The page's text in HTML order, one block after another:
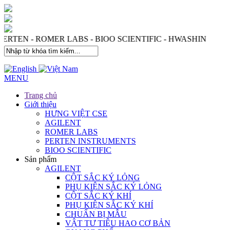
- ROMER LABS - BIOO SCIENTIFIC - HWASHIN
MENU
Trang chủ
Giới thiệu
HƯNG VIỆT CSE
AGILENT
ROMER LABS
PERTEN INSTRUMENTS
BIOO SCIENTIFIC
Sản phẩm
AGILENT
CỘT SẮC KÝ LỎNG
PHỤ KIỆN SẮC KÝ LỎNG
CỘT SẮC KÝ KHÍ
PHỤ KIỆN SẮC KÝ KHÍ
CHUẨN BỊ MẪU
VẬT TƯ TIÊU HAO CƠ BẢN